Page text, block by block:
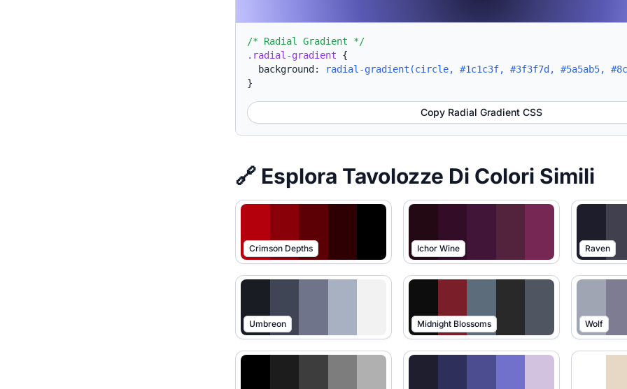
/* Radial Gradient */
.radial-gradient {
background:
radial-gradient(circle, #1c1c3f, #3f3f7d, #5a5ab5,
}
Copy Radial Gradient CSS
🔗 Esplora Tavolozze Di Colori Simili
Crimson Depths Ichor Wine Raven
Umbreon Midnight Blossoms Wolf